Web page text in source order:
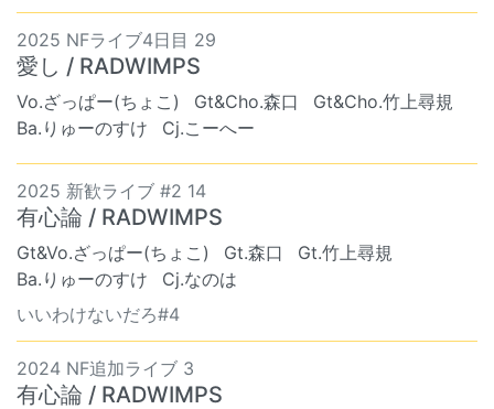
2025 NFライブ4日目 29
愛し / RADWIMPS
Vo.ざっぱー(ちょこ) Gt&Cho.森口
Gt&Cho.竹上尋規
Ba.りゅーのすけ
Cj.こーへー
2025 新歓ライブ #2 14
有心論 / RADWIMPS
Gt&Vo.ざっぱー(ちょこ) Gt.森口
Gt.竹上尋規
Ba.りゅーのすけ
Cj.なのは
いいわけないだろ#4
2024 NF追加ライブ 3
有心論 / RADWIMPS